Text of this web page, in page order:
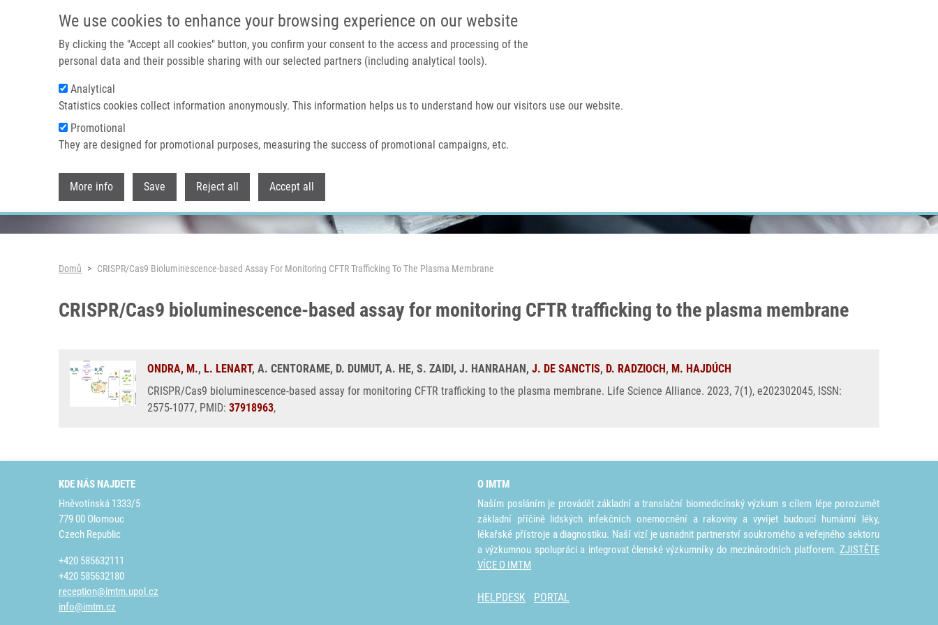
We use cookies to enhance your browsing experience on our website
By clicking the "Accept all cookies" button, you confirm your consent to the access and processing of the
personal data and their possible sharing with our selected partners (including analytical tools).
Analytical
Statistics cookies collect information anonymously. This information helps us to understand how our visitors use our website.
Promotional
They are designed for promotional purposes, measuring the success of promotional campaigns, etc.
More info Save Reject all Accept all
IMTM PORTÁL
Domů O nás
Header image
Drobečková navigace
Domů CRISPR/Cas9 Bioluminescence-based Assay For Monitoring CFTR Trafficking To The Plasma Membrane
CRISPR/Cas9 bioluminescence-based assay for monitoring CFTR trafficking to the plasma membrane
ONDRA, M., L. LENART, A. CENTORAME, D. DUMUT, A. HE, S. ZAIDI, J. HANRAHAN, J. DE SANCTIS, D. RADZIOCH, M. HAJDÚCH
CRISPR/Cas9 bioluminescence-based assay for monitoring CFTR trafficking to the plasma membrane. Life Science Alliance. 2023, 7(1), e202302045, ISSN:
2575-1077, PMID: 37918963,
KDE NÁS NAJDETE
Hněvotínská 1333/5
779 00 Olomouc
Czech Republic
+420 585632111
+420 585632180
reception@imtm.upol.cz
info@imtm.cz
O IMTM
Naším posláním je provádět základní a translační biomedicínský výzkum s cílem lépe porozumět
základní příčině lidských infekčních onemocnění a rakoviny a vyvíjet budoucí humánní léky,
lékařské přístroje a diagnostiku. Naší vizí je usnadnit partnerství soukromého a veřejného sektoru
a výzkumnou spolupráci a integrovat členské výzkumníky do mezinárodních platforem. ZJISTĚTE
VÍCE O IMTM
HELPDESK PORTAL